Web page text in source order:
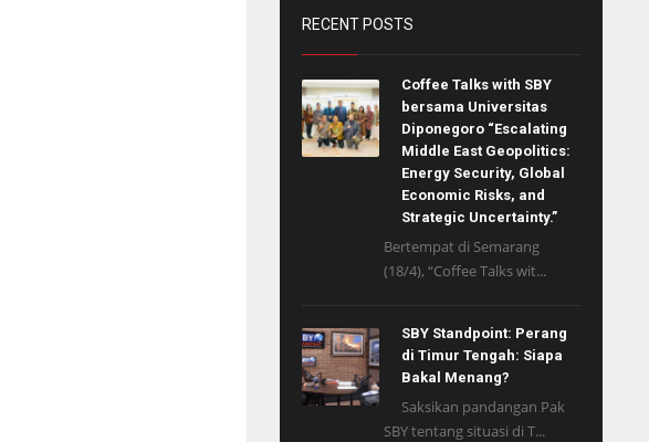
RECENT POSTS
Coffee Talks with SBY
bersama Universitas
Diponegoro “Escalating
Middle East Geopolitics:
Energy Security, Global
Economic Risks, and
Strategic Uncertainty.”
Bertempat di Semarang
(18/4), “Coffee Talks wit...
SBY Standpoint: Perang
di Timur Tengah: Siapa
Bakal Menang?
Saksikan pandangan Pak
SBY tentang situasi di T...